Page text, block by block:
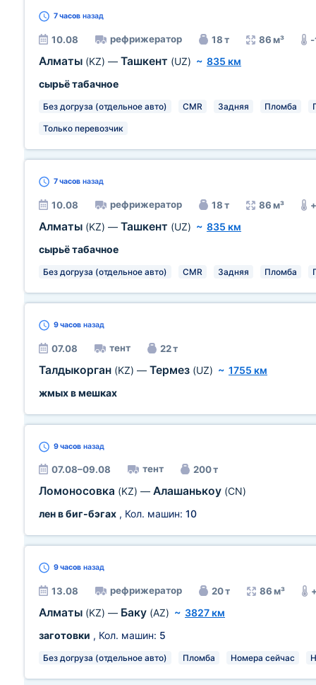
7 часов назад
10.08 рефрижератор 18 т 86 м³
Алматы (KZ) — Ташкент (UZ) ~ 835 км
сырьё табачное
Без догруза (отдельное авто) CMR Задняя Пломба
Только перевозчик
7 часов назад
10.08 рефрижератор 18 т 86 м³
Алматы (KZ) — Ташкент (UZ) ~ 835 км
сырьё табачное
Без догруза (отдельное авто) CMR Задняя Пломба
9 часов назад
07.08 тент 22 т
Талдыкорган (KZ) — Термез (UZ) ~ 1755 км
жмых в мешках
9 часов назад
07.08–09.08 тент 200 т
Ломоносовка (KZ) — Алашанькоу (CN)
лен в биг-бэгах , Кол. машин: 10
9 часов назад
13.08 рефрижератор 20 т 86 м³
Алматы (KZ) — Баку (AZ) ~ 3827 км
заготовки , Кол. машин: 5
Без догруза (отдельное авто) Пломба Номера сейчас